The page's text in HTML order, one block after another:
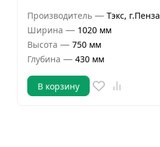
Производитель — Тэкс, г.Пенза
Ширина — 1020 мм
Высота — 750 мм
Глубина — 430 мм
В корзину